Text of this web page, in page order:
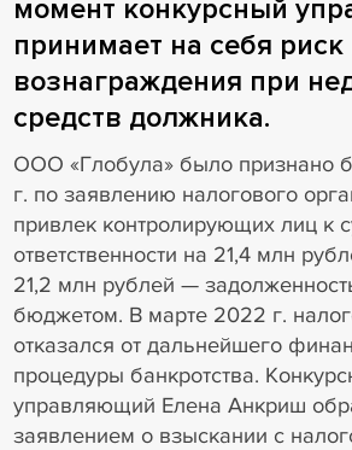
момент конкурсный
принимает на себя
вознаграждения при
средств должника.
ООО «Глобула» было признано
г. по заявлению налогового
привлек контролирующих лиц к
ответственности на 21,4 млн
21,2 млн рублей —
бюджетом. В марте 2022 г.
отказался от дальнейшего
процедуры банкротства.
управляющий Елена Анкриш
заявлением о взыскании с